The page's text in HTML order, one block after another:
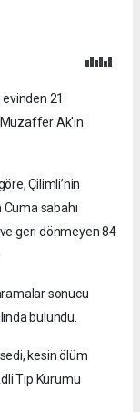
21
Ak'ın
Çilimli’nin
sabahı
ve geri dönmeyen 84
sonucu
bulundu.
kesin ölüm
Tıp Kurumu